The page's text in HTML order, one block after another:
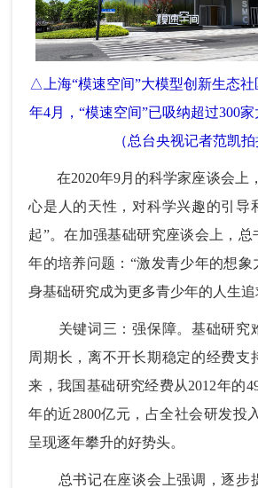
△上海“模速空间”大模型创新生态社
年4月，“模速空间”已吸纳超过300家
（总台央视记者范凯拍
在2020年9月的科学家座谈会上
心是人的天性，对科学兴趣的引导
起”。在加强基础研究座谈会上，
年的培养问题：“激发青少年的想象
身基础研究成为更多青少年的人生追
关键词三：强保障。基础研究难
周期长，离不开长期稳定的经费支
来，我国基础研究经费从2012年的
年的近2800亿元，占全社会研发投
呈现逐年攀升的好势头。
总书记在座谈会上强调，逐步